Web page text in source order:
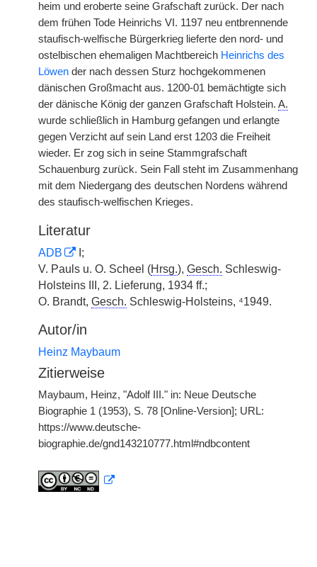
heim und eroberte seine Grafschaft zurück. Der nach
dem frühen Tode Heinrichs VI. 1197 neu entbrennende
staufisch-welfische Bürgerkrieg lieferte den nord- und
ostelbischen ehemaligen Machtbereich Heinrichs des
Löwen der nach dessen Sturz hochgekommenen
dänischen Großmacht aus. 1200-01 bemächtigte sich
der dänische König der ganzen Grafschaft Holstein. A.
wurde schließlich in Hamburg gefangen und erlangte
gegen Verzicht auf sein Land erst 1203 die Freiheit
wieder. Er zog sich in seine Stammgrafschaft
Schauenburg zurück. Sein Fall steht im Zusammenhang
mit dem Niedergang des deutschen Nordens während
des staufisch-welfischen Krieges.
Literatur
ADB
I;
V. Pauls u. O. Scheel (Hrsg.), Gesch. Schleswig-
Holsteins III, 2. Lieferung, 1934 ff.;
O. Brandt, Gesch. Schleswig-Holsteins, ⁴1949.
Autor/in
Heinz Maybaum
Zitierweise
Maybaum, Heinz, "Adolf III." in: Neue Deutsche
Biographie 1 (1953), S. 78 [Online-Version]; URL:
https://www.deutsche-
biographie.de/gnd143210777.html#ndbcontent